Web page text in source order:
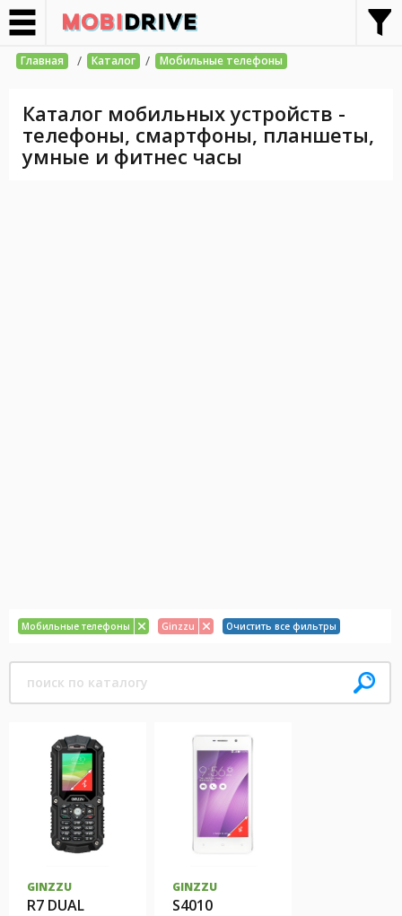
Главная / Каталог / Мобильные телефоны
Каталог мобильных устройств -
телефоны, смартфоны, планшеты,
умные и фитнес часы
Мобильные телефоны Ginzzu Очистить все фильтры
GINZZU
R7 DUAL
GINZZU
S4010